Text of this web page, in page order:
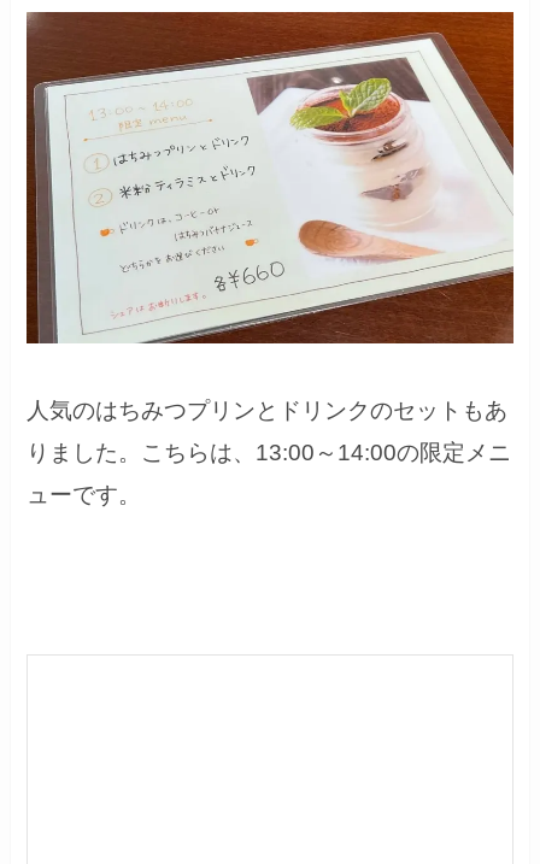
人気のはちみつプリンとドリンクのセットもあ
りました。こちらは、13:00～14:00の限定メニ
ューです。